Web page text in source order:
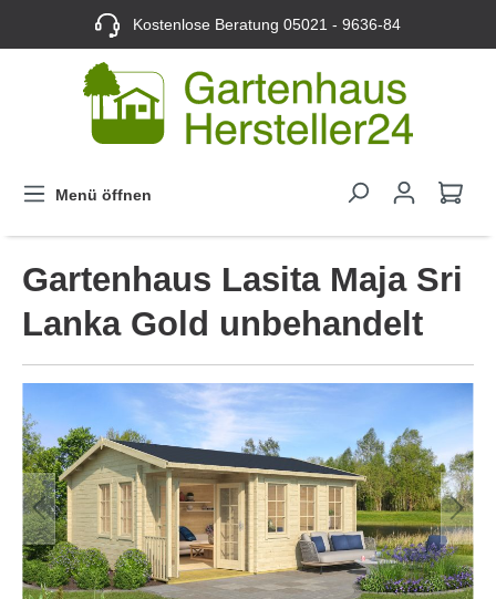
Kostenlose Beratung05021 - 9636-84
Menü öffnen
Gartenhaus Lasita Maja Sri
Lanka Gold unbehandelt